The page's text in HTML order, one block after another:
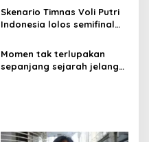
Titik Dapur SPPG
Skenario Timnas Voli Putri
Indonesia lolos semifinal
Tisya Cs butuh mukjizat
Momen tak terlupakan
sepanjang sejarah jelang